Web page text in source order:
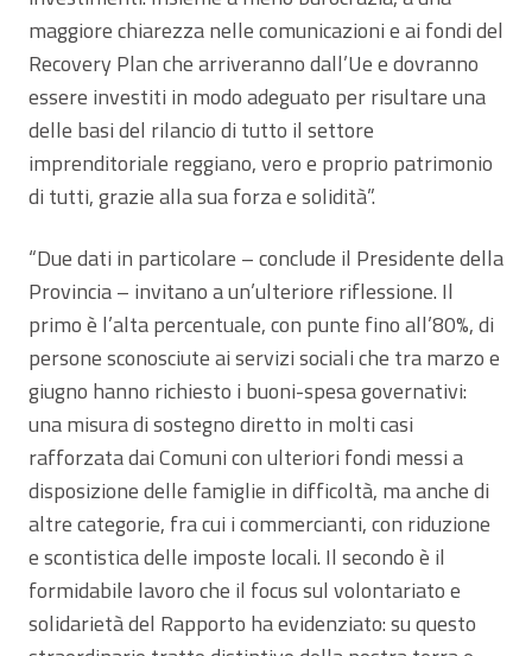
maggiore chiarezza nelle comunicazioni e ai fondi del
Recovery Plan che arriveranno dall’Ue e dovranno
essere investiti in modo adeguato per risultare una
delle basi del rilancio di tutto il settore
imprenditoriale reggiano, vero e proprio patrimonio
di tutti, grazie alla sua forza e solidità”.
“Due dati in particolare – conclude il Presidente della
Provincia – invitano a un’ulteriore riflessione. Il
primo è l’alta percentuale, con punte fino all’80%, di
persone sconosciute ai servizi sociali che tra marzo e
giugno hanno richiesto i buoni-spesa governativi:
una misura di sostegno diretto in molti casi
rafforzata dai Comuni con ulteriori fondi messi a
disposizione delle famiglie in difficoltà, ma anche di
altre categorie, fra cui i commercianti, con riduzione
e scontistica delle imposte locali. Il secondo è il
formidabile lavoro che il focus sul volontariato e
solidarietà del Rapporto ha evidenziato: su questo